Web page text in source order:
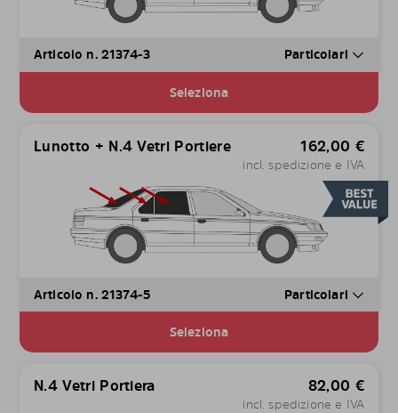
Articolo n. 21374-3 Particolari
Seleziona
Lunotto + N.4 Vetri Portiere 162,00 €
incl. spedizione e IVA
Articolo n. 21374-5 Particolari
Seleziona
N.4 Vetri Portiera 82,00 €
incl. spedizione e IVA